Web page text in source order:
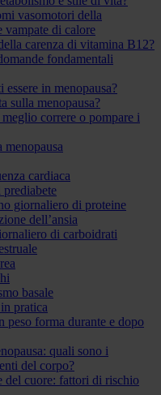
vasomotori della
vampate di calore
carenza di vitamina B12?
fondamentali
essere in menopausa?
sulla menopausa?
correre o pompare i
cardiaca
giornaliero di proteine
dell’ansia
di carboidrati
basale
pratica
peso forma durante e dopo
quali sono i
del corpo?
del cuore: fattori di rischio